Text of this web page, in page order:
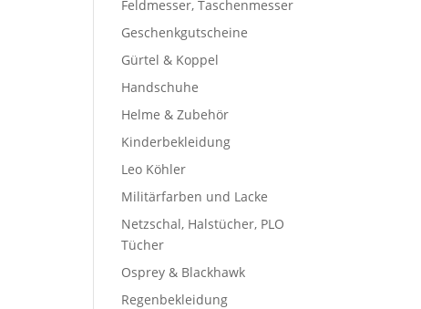
Feldmesser, Taschenmesser
Geschenkgutscheine
Gürtel & Koppel
Handschuhe
Helme & Zubehör
Kinderbekleidung
Leo Köhler
Militärfarben und Lacke
Netzschal, Halstücher, PLO
Tücher
Osprey & Blackhawk
Regenbekleidung